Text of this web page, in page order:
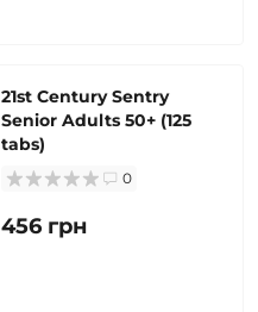
21st Century Sentry
Senior Adults 50+ (125
tabs)
0
456 грн